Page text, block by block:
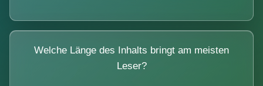
Welche Länge des Inhalts bringt am meisten
Leser?